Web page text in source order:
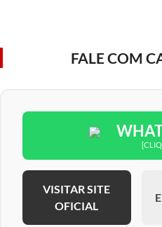
FALE COM
VISITAR SITE
OFICIAL